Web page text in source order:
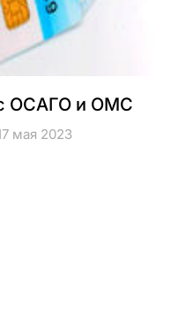
ОСАГО и ОМС
мая 2023